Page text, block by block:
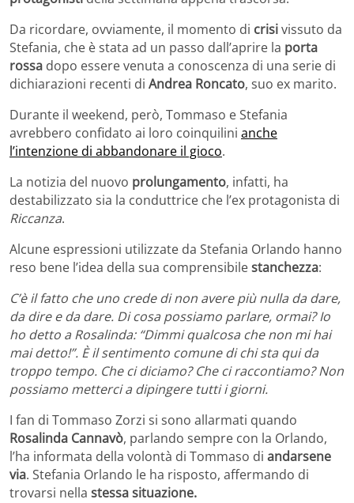
Da ricordare, ovviamente, il momento di crisivissuto da
Stefania, che è stata ad un passo dall’aprire la porta
rossa dopo essere venuta a conoscenza di una serie di
dichiarazioni recenti di Andrea Roncato, suo ex marito.
Durante il weekend, però, Tommaso e Stefania
avrebbero confidato ai loro coinquilini anche
l’intenzione di abbandonare il gioco.
La notizia del nuovo prolungamento, infatti, ha
destabilizzato sia la conduttrice che l’ex protagonista di
Riccanza.
Alcune espressioni utilizzate da Stefania Orlando hanno
reso bene l’idea della sua comprensibilestanchezza:
C’è il fatto che uno crede di non avere più nulla da dare,
da dire e da dare. Di cosa possiamo parlare, ormai? Io
ho detto a Rosalinda: “Dimmi qualcosa che non mi hai
mai detto!”. È il sentimento comune di chi sta qui da
troppo tempo. Che ci diciamo? Che ci raccontiamo? Non
possiamo metterci a dipingere tutti i giorni.
I fan di Tommaso Zorzi si sono allarmati quando
Rosalinda Cannavò, parlando sempre con la Orlando,
l’ha informata della volontà di Tommaso di andarsene
via. Stefania Orlando le ha risposto, affermando di
trovarsi nella stessa situazione.